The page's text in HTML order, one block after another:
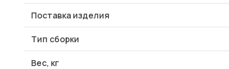
Поставка изделия
Тип сборки
Вес, кг